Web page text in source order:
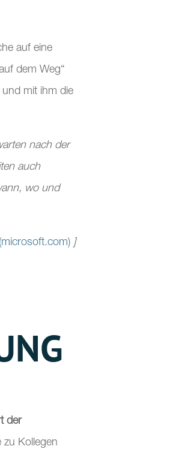
auf eine
dem Weg“
mit ihm die
nach der
auch
wo und
]
der
zu Kollegen